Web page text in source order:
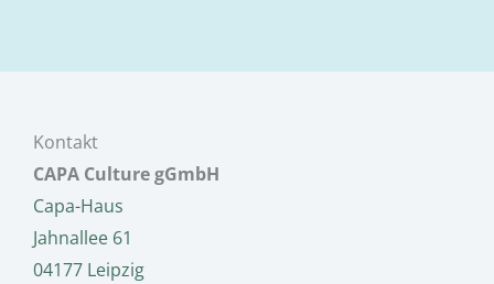
Kontakt
CAPA Culture gGmbH
Capa-Haus
Jahnallee 61
04177 Leipzig